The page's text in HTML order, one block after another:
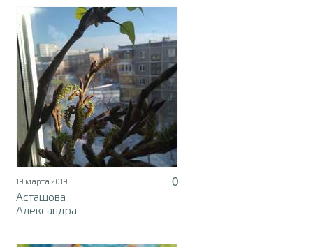
19 марта 2019
0
Асташова
Александра